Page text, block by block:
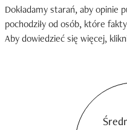
Dokładamy starań, aby opinie
pochodziły od osób, które
Aby dowiedzieć się więcej,